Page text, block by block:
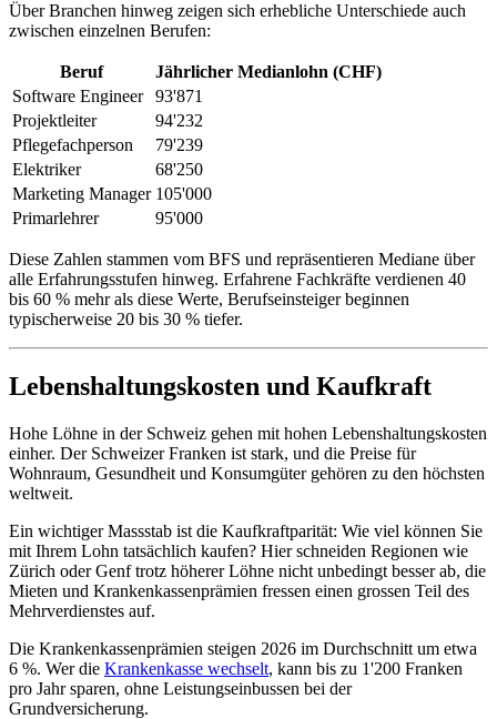
Über Branchen hinweg zeigen sich erhebliche Unterschiede auch
zwischen einzelnen Berufen:
Beruf
Jährlicher Medianlohn (CHF)
Software Engineer
93'871
Projektleiter
94'232
Pflegefachperson
79'239
Elektriker
68'250
Marketing Manager 105'000
Primarlehrer
95'000
Diese Zahlen stammen vom BFS und repräsentieren Mediane über
alle Erfahrungsstufen hinweg. Erfahrene Fachkräfte verdienen 40
bis 60 % mehr als diese Werte, Berufseinsteiger beginnen
typischerweise 20 bis 30 % tiefer.
Lebenshaltungskosten und Kaufkraft
Hohe Löhne in der Schweiz gehen mit hohen Lebenshaltungskosten
einher. Der Schweizer Franken ist stark, und die Preise für
Wohnraum, Gesundheit und Konsumgüter gehören zu den höchsten
weltweit.
Ein wichtiger Massstab ist die Kaufkraftparität: Wie viel können Sie
mit Ihrem Lohn tatsächlich kaufen? Hier schneiden Regionen wie
Zürich oder Genf trotz höherer Löhne nicht unbedingt besser ab, die
Mieten und Krankenkassenprämien fressen einen grossen Teil des
Mehrverdienstes auf.
Die Krankenkassenprämien steigen 2026 im Durchschnitt um etwa
6 %. Wer die Krankenkasse wechselt, kann bis zu 1'200 Franken
pro Jahr sparen, ohne Leistungseinbussen bei der
Grundversicherung.